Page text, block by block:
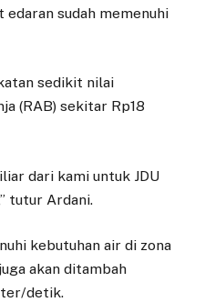
sudah memenuhi
sedikit nilai
(RAB) sekitar Rp18
dari kami untuk JDU
tutur Ardani.
kebutuhan air di zona
akan ditambah
detik.